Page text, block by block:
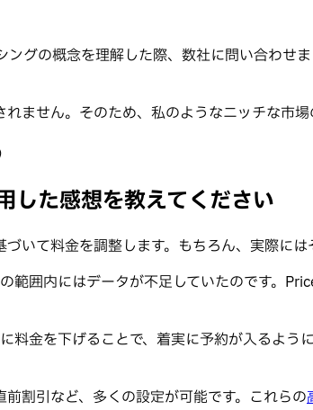
グの概念を理解した際、数社に問い合わせ
ません。そのため、私のようなニッチな市
した感想を教えてください
いて料金を調整します。もちろん、実際には
囲内にはデータが不足していたのです。
金を下げることで、着実に予約が入るよ
割引など、多くの設定が可能です。これらの